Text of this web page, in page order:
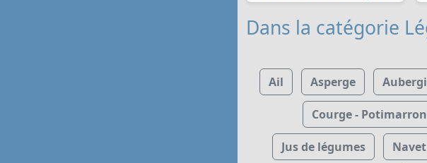
Dans la catégorie
Ail Asperge
Courge - Potimarron
Jus de légumes Navet